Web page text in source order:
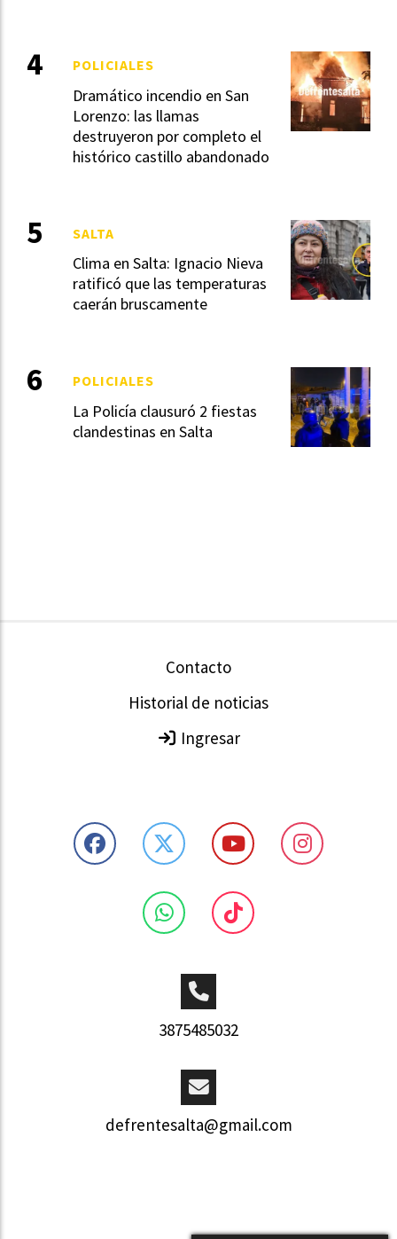
Dramático incendio en San
Lorenzo: las llamas
destruyeron por completo el
histórico castillo abandonado
POLICIALES
Clima en Salta: Ignacio Nieva
ratificó que las temperaturas
caerán bruscamente
SALTA
La Policía clausuró 2 fiestas
clandestinas en Salta
POLICIALES
Contacto
Historial de noticias
Ingresar
3875485032
defrentesalta@gmail.com